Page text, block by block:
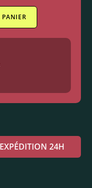
PANIER
EXPÉDITION 24H